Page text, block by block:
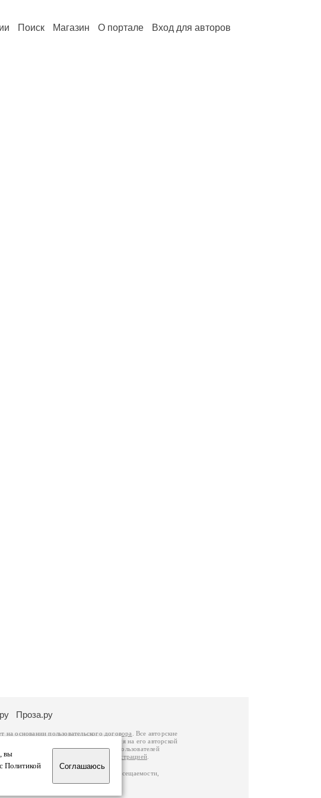
Поиск Магазин О портале Вход для авторов
вы
Политикой
Соглашаюсь
Проза.ру
на основаниипользовательского договора
. Все авторские
к которому вы можете обратиться на его авторской
Российской Федерации. Данные пользователей
о портале связаться с администрацией
страниц по данным счетчика посещаемости,